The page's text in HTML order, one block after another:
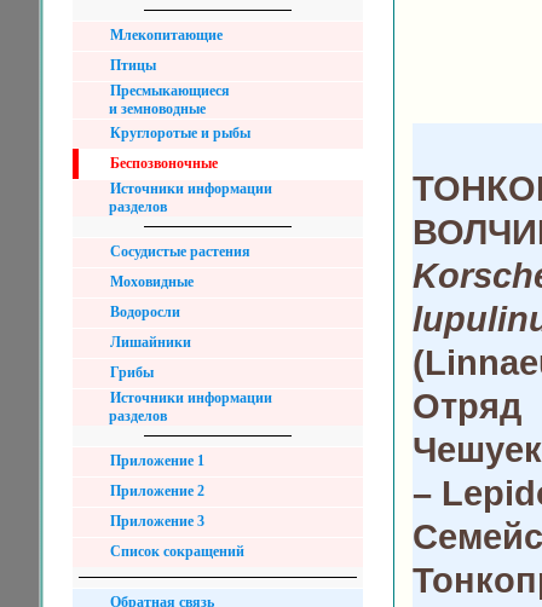
Млекопитающие
Птицы
Пресмыкающиеся
и земноводные
Круглоротые и рыбы
Беспозвоночные
Источники информации
разделов
Сосудистые растения
Моховидные
Водоросли
Лишайники
Грибы
Источники информации
разделов
Приложение 1
Приложение 2
Приложение 3
Список сокращений
Обратная связь
Отряд
–